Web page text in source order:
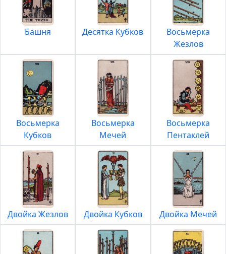
Башня Десятка Кубков
Восьмерка
Жезлов
Восьмерка
Кубков
Восьмерка
Мечей
Восьмерка
Пентаклей
Двойка Жезлов Двойка Кубков Двойка Мечей